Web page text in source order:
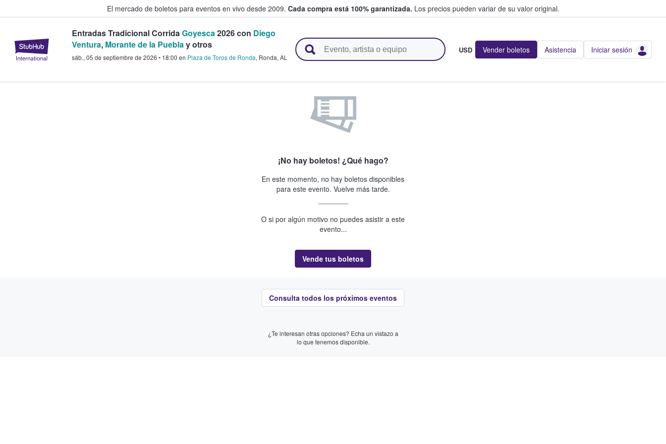
El mercado de boletos para eventos en vivo desde 2009. Cada compra está 100% garantizada. Los precios pueden variar de su valor original.
StubHub: donde los fans compran y venden boletos
Entradas Tradicional CorridaGoyesca2026 con Diego
Ventura, Morante de la Pueblay otros
sáb., 05 de septiembre de 2026 • 18:00 en Plaza de Toros de Ronda, Ronda, AL
USD Vender boletos Asistencia Iniciar sesión
¡No hay boletos! ¿Qué hago?
En este momento, no hay boletos disponibles
para este evento. Vuelve más tarde.
O si por algún motivo no puedes asistir a este
evento...
Vende tus boletos
Consulta todos los próximos eventos
¿Te interesan otras opciones? Echa un vistazo a
lo que tenemos disponible.